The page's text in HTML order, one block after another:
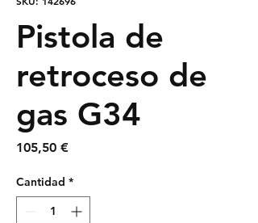
Pistola de
retroceso de
gas G34
105,50 €Precio
Cantidad *